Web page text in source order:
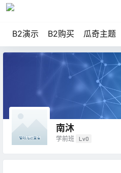
B2演示 B2购买 瓜奇主题
南沐
学前班 Lv0